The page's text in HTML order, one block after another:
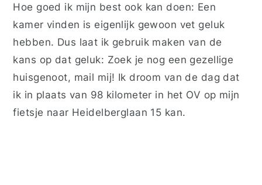
Hoe goed ik mijn best ook kan doen: Een
kamer vinden is eigenlijk gewoon vet geluk
hebben. Dus laat ik gebruik maken van de
kans op dat geluk: Zoek je nog een gezellige
huisgenoot, mail mij! Ik droom van de dag dat
ik in plaats van 98 kilometer in het OV op mijn
fietsje naar Heidelberglaan 15 kan.